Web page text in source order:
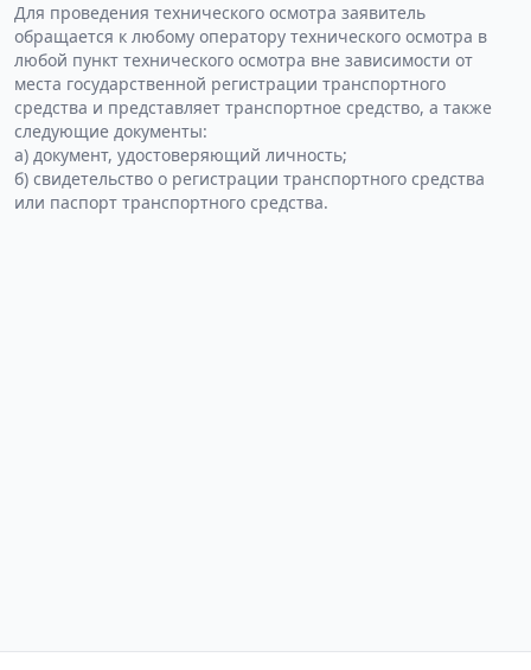
Для проведения технического осмотра заявитель
обращается к любому оператору технического осмотра в
любой пункт технического осмотра вне зависимости от
места государственной регистрации транспортного
средства и представляет транспортное средство, а также
следующие документы:
а) документ, удостоверяющий личность;
б) свидетельство о регистрации транспортного средства
или паспорт транспортного средства.